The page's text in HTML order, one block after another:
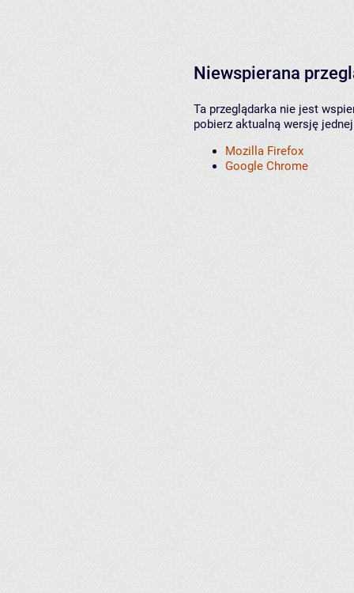
Niewspierana
Ta przeglądarka nie jest
pobierz aktualną wersję
Mozilla Firefox
Google Chrome